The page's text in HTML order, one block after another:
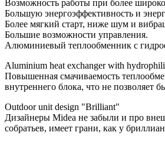
Возможность работы при более
Большую энергоэффективность и
Более мягкий старт, ниже шум и
Большие возможности управления.
Алюминиевый теплообменник с
Aluminium heat exchanger with
Повышенная смачиваемость
внутреннего блока, что не позволяет
Outdoor unit design "Brilliant"
Дизайнеры Midea не забыли и про
собратьев, имеет грани, как у